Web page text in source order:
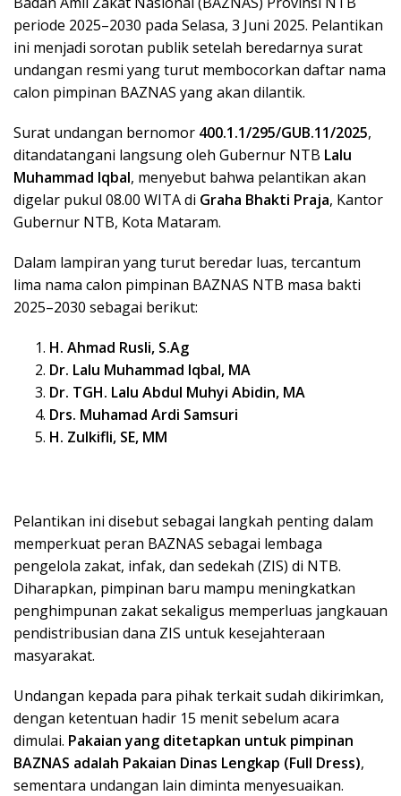
periode 2025–2030 pada Selasa, 3 Juni 2025. Pelantikan
ini menjadi sorotan publik setelah beredarnya surat
undangan resmi yang turut membocorkan daftar nama
calon pimpinan BAZNAS yang akan dilantik.
Surat undangan bernomor 400.1.1/295/GUB.11/2025,
ditandatangani langsung oleh Gubernur NTB Lalu
Muhammad Iqbal, menyebut bahwa pelantikan akan
digelar pukul 08.00 WITA di Graha Bhakti Praja, Kantor
Gubernur NTB, Kota Mataram.
Dalam lampiran yang turut beredar luas, tercantum
lima nama calon pimpinan BAZNAS NTB masa bakti
2025–2030 sebagai berikut:
H. Ahmad Rusli, S.Ag
Dr. Lalu Muhammad Iqbal, MA
Dr. TGH. Lalu Abdul Muhyi Abidin, MA
Drs. Muhamad Ardi Samsuri
H. Zulkifli, SE, MM
Pelantikan ini disebut sebagai langkah penting dalam
memperkuat peran BAZNAS sebagai lembaga
pengelola zakat, infak, dan sedekah (ZIS) di NTB.
Diharapkan, pimpinan baru mampu meningkatkan
penghimpunan zakat sekaligus memperluas jangkauan
pendistribusian dana ZIS untuk kesejahteraan
masyarakat.
Undangan kepada para pihak terkait sudah dikirimkan,
dengan ketentuan hadir 15 menit sebelum acara
dimulai. Pakaian yang ditetapkan untuk pimpinan
BAZNAS adalah Pakaian Dinas Lengkap (Full Dress),
sementara undangan lain diminta menyesuaikan.